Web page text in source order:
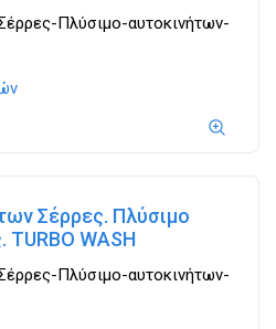
Πλύσιμο-αυτοκινήτων-
Σέρρες. Πλύσιμο
TURBO WASH
Πλύσιμο-αυτοκινήτων-